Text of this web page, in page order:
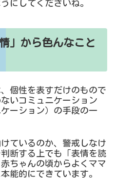
にしてくださいね。
」から色んなこと
個性を表すだけのもので
いコミュニケーション
ーション）の手段の一
ているのか、警戒しなけ
断する上でも「表情を読
ちゃんの頃からよくママ
能的にできています。